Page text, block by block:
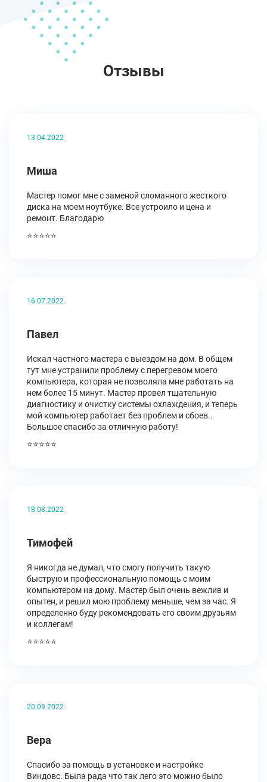
Отзывы
13.04.2022
Миша
Мастер помог мне с заменой сломанного жесткого
диска на моем ноутбуке. Все устроило и цена и
ремонт. Благодарю
⭐⭐⭐⭐⭐
16.07.2022
Павел
Искал частного мастера с выездом на дом. В общем
тут мне устранили проблему с перегревом моего
компьютера, которая не позволяла мне работать на
нем более 15 минут. Мастер провел тщательную
диагностику и очистку системы охлаждения, и теперь
мой компьютер работает без проблем и сбоев..
Большое спасибо за отличную работу!
⭐⭐⭐⭐⭐
18.08.2022
Тимофей
Я никогда не думал, что смогу получить такую
быструю и профессиональную помощь с моим
компьютером на дому. Мастер был очень вежлив и
опытен, и решил мою проблему меньше, чем за час. Я
определенно буду рекомендовать его своим друзьям
и коллегам!
⭐⭐⭐⭐⭐
20.09.2022
Вера
Спасибо за помощь в установке и настройке
Виндовс. Была рада что так лего это можно было